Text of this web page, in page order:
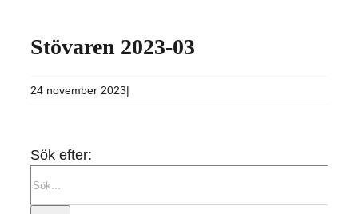
Stövaren 2023-03
24 november 2023|
Sök efter: